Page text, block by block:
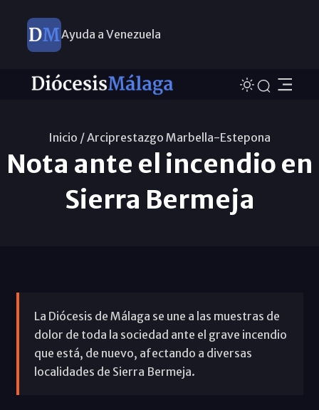
Ayuda a Venezuela
Inicio /Arciprestazgo Marbella-Estepona
Nota ante el incendio en
Sierra Bermeja
La Diócesis de Málaga se une a las muestras de
dolor de toda la sociedad ante el grave incendio
que está, de nuevo, afectando a diversas
localidades de Sierra Bermeja.